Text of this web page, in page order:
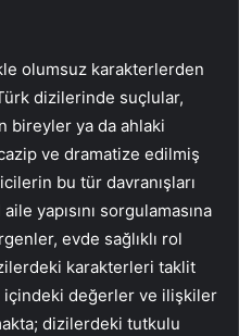
olumsuz karakterlerden
dizilerinde suçlular,
bireyler ya da ahlaki
ve dramatize edilmiş
bu tür davranışları
yapısını sorgulamasına
evde sağlıklı rol
karakterleri taklit
değerler ve ilişkiler
dizilerdeki tutkulu